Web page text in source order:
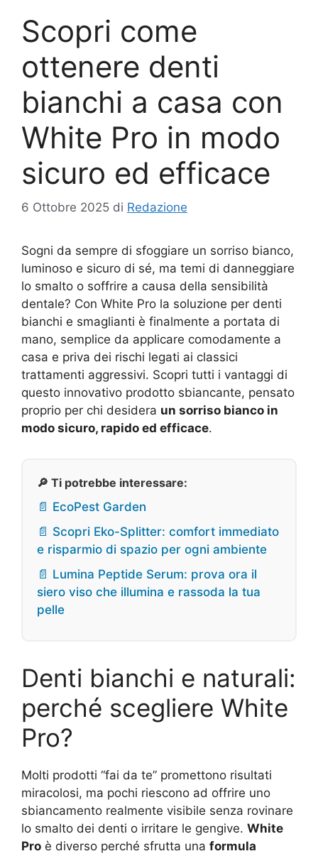
Scopri come
ottenere denti
bianchi a casa con
White Pro in modo
sicuro ed efficace
6 Ottobre 2025 di Redazione
Sogni da sempre di sfoggiare un sorriso bianco,
luminoso e sicuro di sé, ma temi di danneggiare
lo smalto o soffrire a causa della sensibilità
dentale? Con White Pro la soluzione per denti
bianchi e smaglianti è finalmente a portata di
mano, semplice da applicare comodamente a
casa e priva dei rischi legati ai classici
trattamenti aggressivi. Scopri tutti i vantaggi di
questo innovativo prodotto sbiancante, pensato
proprio per chi desidera un sorriso bianco in
modo sicuro, rapido ed efficace.
🔎 Ti potrebbe interessare:
📄 EcoPest Garden
📄 Scopri Eko-Splitter: comfort immediato
e risparmio di spazio per ogni ambiente
📄 Lumina Peptide Serum: prova ora il
siero viso che illumina e rassoda la tua
pelle
Denti bianchi e naturali:
perché scegliere White
Pro?
Molti prodotti “fai da te” promettono risultati
miracolosi, ma pochi riescono ad offrire uno
sbiancamento realmente visibile senza rovinare
lo smalto dei denti o irritare le gengive. White
Pro è diverso perché sfrutta una formula